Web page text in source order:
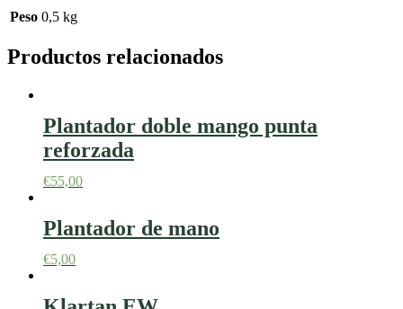
Peso 0,5 kg
Productos relacionados
Plantador doble mango punta
reforzada
€55,00
Plantador de mano
€5,00